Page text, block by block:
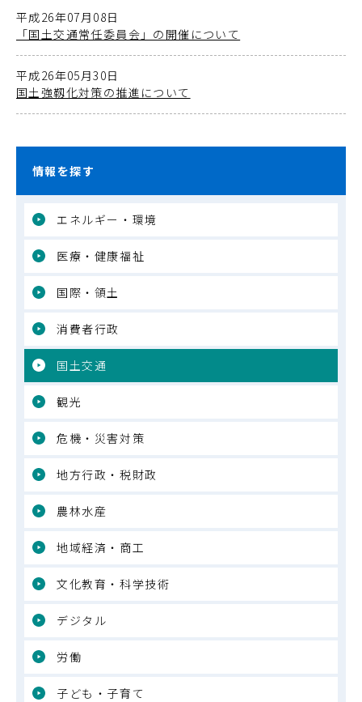
平成26年07月08日
「国土交通常任委員会」の開催について
平成26年05月30日
国土強靱化対策の推進について
情報を探す
エネルギー・環境
医療・健康福祉
国際・領土
消費者行政
国土交通
観光
危機・災害対策
地方行政・税財政
農林水産
地域経済・商工
文化教育・科学技術
デジタル
労働
子ども・子育て